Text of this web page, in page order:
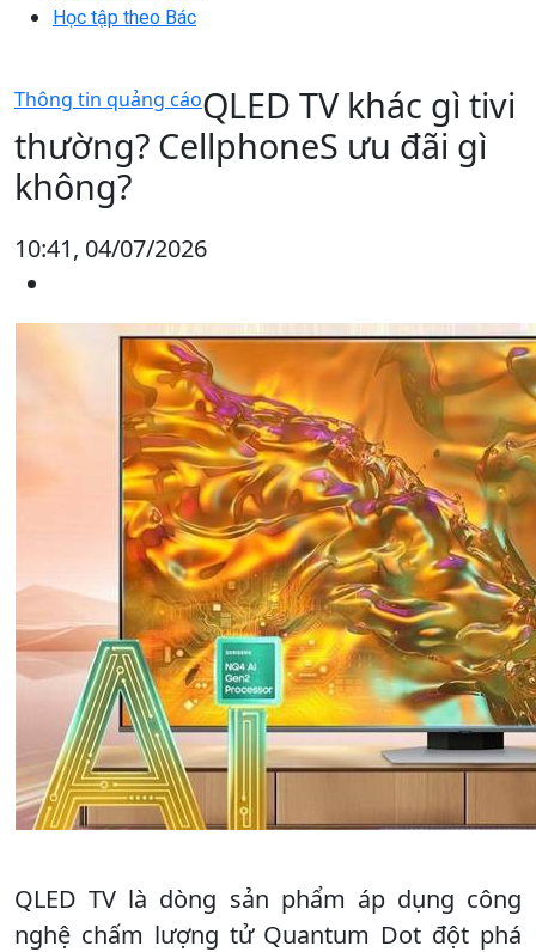
Học tập theo Bác
Thông tin quảng cáoQLED TV khác gì tivi
thường? CellphoneS ưu đãi gì
không?
10:41, 04/07/2026
QLED TV là dòng sản phẩm áp dụng công
nghệ chấm lượng tử Quantum Dot đột phá